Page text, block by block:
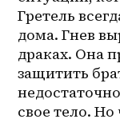
Гретель
дома. Гнев
драках. Она
защитить
свое тело. Но